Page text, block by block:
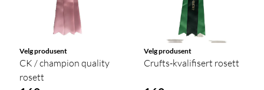
Velg produsent
CK / champion quality
rosett
Velg produsent
Crufts-kvalifisert rosett